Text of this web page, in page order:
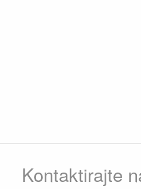
Kontaktirajte